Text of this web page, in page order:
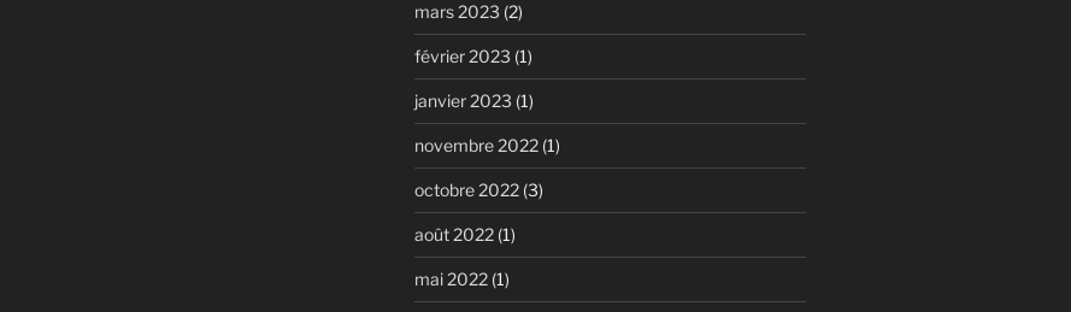
mars 2023 (2)
février 2023 (1)
janvier 2023 (1)
novembre 2022(1)
octobre 2022(3)
août 2022(1)
mai 2022(1)